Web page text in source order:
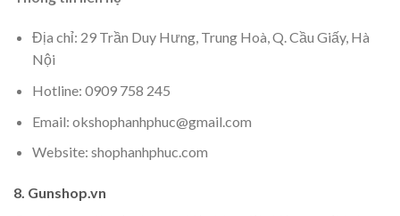
Địa chỉ: 29 Trần Duy Hưng, Trung Hoà, Q. Cầu Giấy, Hà
Nội
Hotline: 0909 758 245
Email: okshophanhphuc@gmail.com
Website: shophanhphuc.com
8. Gunshop.vn